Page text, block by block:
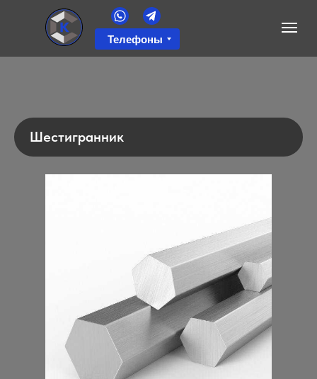
Телефоны
Шестигранник
+7